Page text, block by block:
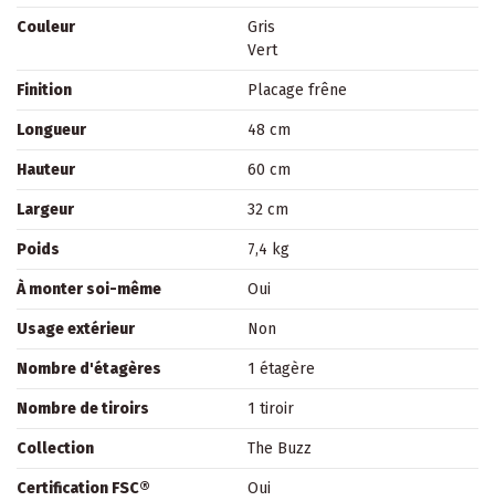
Couleur
Gris
Vert
Finition Placage frêne
Longueur 48 cm
Hauteur 60 cm
Largeur 32 cm
Poids 7,4 kg
À monter soi-même Oui
Usage extérieur Non
Nombre d'étagères 1 étagère
Nombre de tiroirs 1 tiroir
Collection The Buzz
Certification FSC® Oui